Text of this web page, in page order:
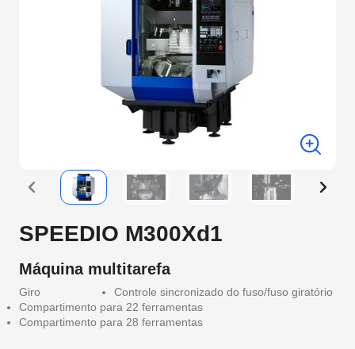
SPEEDIO M300Xd1
Máquina multitarefa
Giro
Controle sincronizado do fuso/fuso giratório
Compartimento para 22 ferramentas
Compartimento para 28 ferramentas